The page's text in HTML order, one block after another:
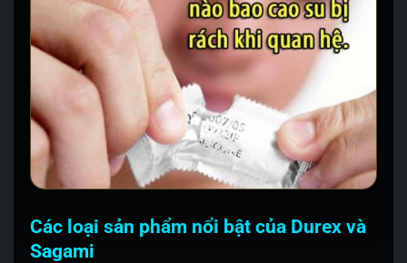
Các loại sản phẩm nổi bật của Durex và
Sagami